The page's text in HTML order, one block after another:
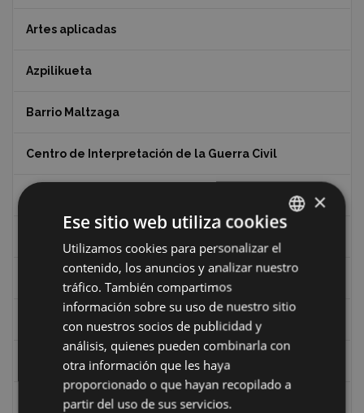
Artes aplicadas
Azpilikueta
Barrio Maltzaga
Centro de Interpretación de la Guerra Civil
Dibujos de Julen Zabaleta
Eibartarren ahotan
Ermitas
BASQUE
SPANISH
×
Ese sitio web utiliza cookies
Utilizamos cookies para personalizar el
contenido, los anuncios y analizar nuestro
tráfico. También compartimos
información sobre su uso de nuestro sitio
con nuestros socios de publicidad y
análisis, quienes pueden combinarla con
otra información que les haya
proporcionado o que hayan recopilado a
partir del uso de sus servicios.